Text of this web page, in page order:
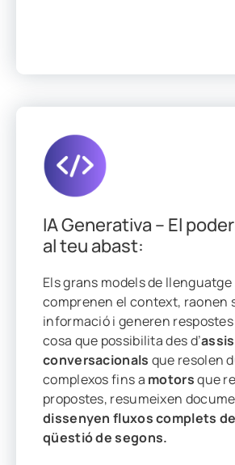
IA Generativa – El
al teu abast:
Els grans models de llenguatge
comprenen el context, raonen
informació i generen
cosa que possibilita des d’
conversacionals que resolen
complexos fins a motorsque
propostes, resumeixen
dissenyen fluxos complets
qüestió de segons.